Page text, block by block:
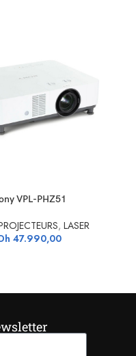
PANIER
VPL-PHZ51
, LASER
47.990,00